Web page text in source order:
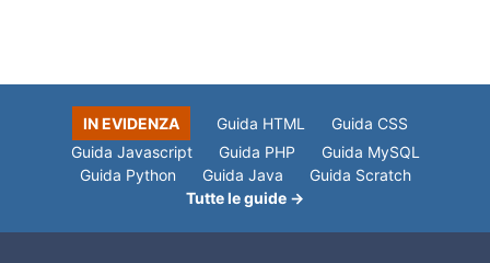
IN EVIDENZA Guida HTML
Guida CSS
Guida Javascript
Guida PHP
Guida MySQL
Guida Python
Guida Java
Guida Scratch
Tutte le guide →